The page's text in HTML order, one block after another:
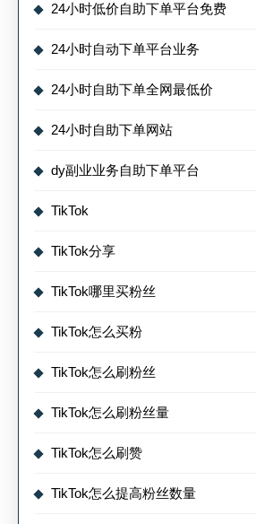
24小时低价自助下单平台免费
24小时自动下单平台业务
24小时自助下单全网最低价
24小时自助下单网站
dy副业业务自助下单平台
TikTok
TikTok分享
TikTok哪里买粉丝
TikTok怎么买粉
TikTok怎么刷粉丝
TikTok怎么刷粉丝量
TikTok怎么刷赞
TikTok怎么提高粉丝数量